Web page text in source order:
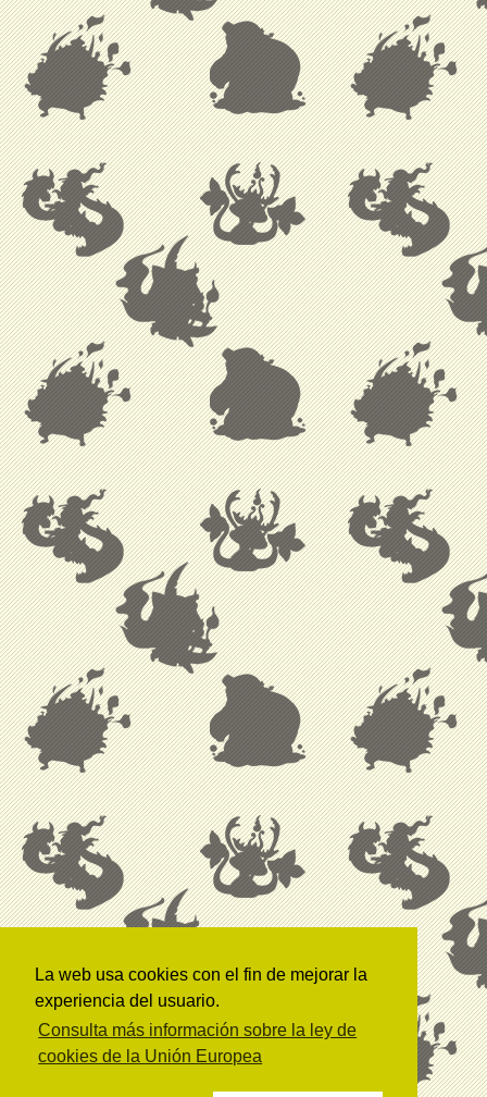
La web usa cookies con el fin de mejorar la
experiencia del usuario.
Consulta más información sobre la ley de
cookies de la Unión Europea